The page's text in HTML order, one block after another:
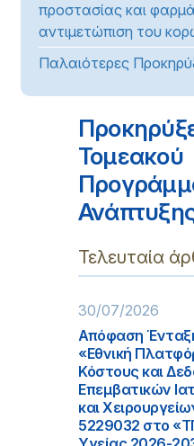
προστασίας και
αντιμετώπιση του
Παλαιότερες
Τομεακού
Τελευταία
30/07/2026
Απόφαση
«Εθνική
Κόστους και
Επεμβατικών
και
5229032 στο